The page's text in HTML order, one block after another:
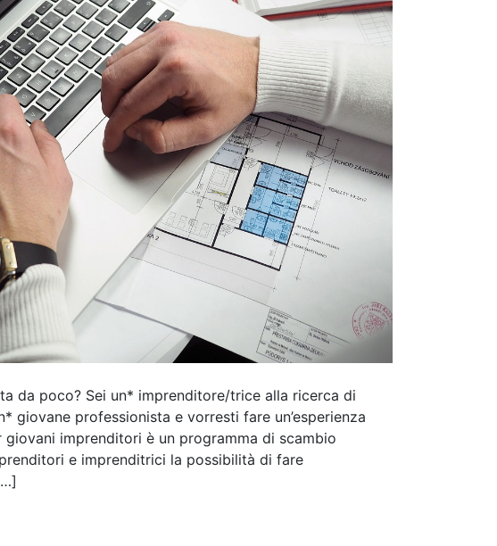
da poco? Sei un* imprenditore/trice alla ricerca di
giovane professionista e vorresti fare un’esperienza
giovani imprenditori è un programma di scambio
e imprenditrici la possibilità di fare